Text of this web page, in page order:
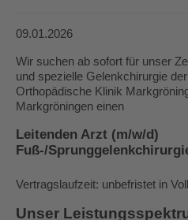
09.01.2026
Wir suchen ab sofort für unser
und spezielle Gelenkchirurgie
Orthopädische Klinik
Markgröningen einen
Leitenden Arzt (m/w/d)
Fuß-/
Vertragslaufzeit: unbefristet in
Unser